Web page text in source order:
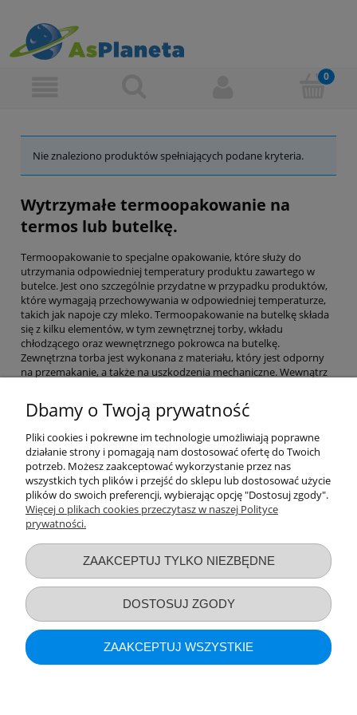
Nie znaleziono produktów spełniających podane kryteria.
Wytrzymałe termoopakowanie na
termos lub butelkę.
Termoopakowanie to specjalne opakowanie, które służy do
utrzymania odpowiedniej temperatury produktu zawartego w
butelce. Jest ono szczególnie przydatne w przypadku produktów,
które wymagają przechowywania w odpowiedniej temperaturze,
takich jak napoje czy mleko. Termoopakowanie na butelkę składa
się z kilku elementów, w tym zewnętrznej torby, wkładu
chłodzącego oraz wewnętrznego pokrowca na butelkę.
Zewnętrzna torba jest wykonana z materiału, który jest odporny
na przemakanie, a także na uszkodzenia mechaniczne. Wewnątrz
różnych materiałów, takich jak pianka, żel lub specjalna substancja
chłodząca. Wkład chłodzący utrzymuje odpowiednią temperaturę
bardzo przydatne, w przypadku gdy produkt musi być
transportowany w trudnych warunkach, takich jak wysokie
temperatury lub wilgoć. Dzięki niemu produkt pozostaje w
odpowiedniej temperaturze przez długi czas, co zwiększa jego
trwałość i bezpieczeństwo.
Informacje o sklepie
Dbamy o Twoją prywatność
Pliki cookies i pokrewne im technologie umożliwiają poprawne
działanie strony i pomagają nam dostosować ofertę do Twoich
potrzeb. Możesz zaakceptować wykorzystanie przez nas
wszystkich tych plików i przejść do sklepu lub dostosować użycie
plików do swoich preferencji, wybierając opcję "Dostosuj zgody".
Więcej o plikach cookies przeczytasz w naszej Polityce
prywatności.
ZAAKCEPTUJ TYLKO NIEZBĘDNE
DOSTOSUJ ZGODY
ZAAKCEPTUJ WSZYSTKIE